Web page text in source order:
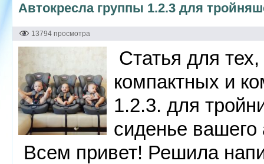
Автокресла группы 1.2.3 для
13794 просмотра
Статья для
компактных и
1.2.3. для
сиденье
Всем привет! Решила